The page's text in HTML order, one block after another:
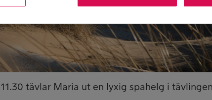
tävlar Maria ut en lyxig spahelg i tävlingen